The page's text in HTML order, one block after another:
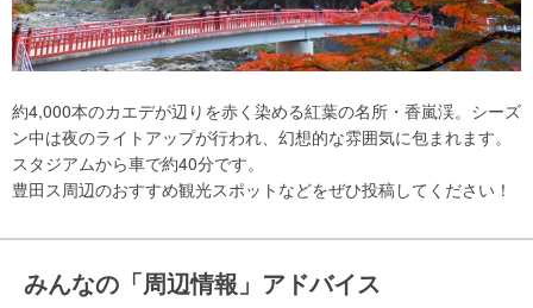
約4,000本のカエデが辺りを赤く染める紅葉の名所・香嵐渓。シーズ
ン中は夜のライトアップが行われ、幻想的な雰囲気に包まれます。
スタジアムから車で約40分です。
豊田ス周辺のおすすめ観光スポットなどをぜひ投稿してください！
みんなの「周辺情報」アドバイス